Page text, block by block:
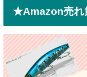
★Amazon売